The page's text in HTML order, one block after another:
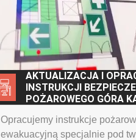
AKTUALIZACJA I
INSTRUKCJI
POŻAROWEGO GÓRA
Opracujemy instrukcje
ewakuacyjną specjalnie pod